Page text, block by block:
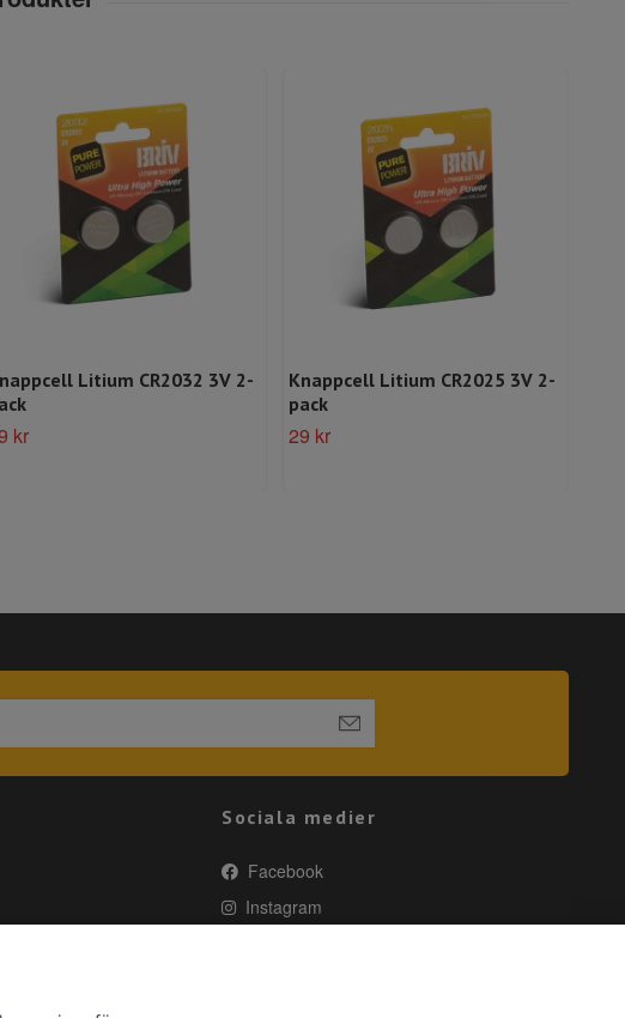
Litium CR2032 3V 2-
kr
Knappcell Litium CR2025 3V 2-
pack
29 kr
Sociala medier
Facebook
Instagram